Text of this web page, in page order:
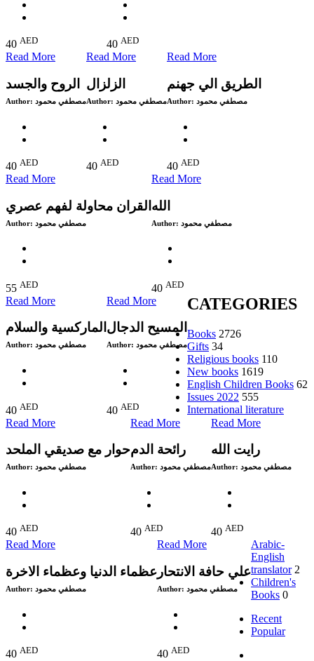
40 AED 40 AED
Read More
الروح والجسد
Author: مصطفي محمود
40 AED
Read More
الزلزال
Author: مصطفي محمود
40 AED
Read More
الطريق الي جهنم
Author: مصطفي محمود
40 AED
Read More
القران محاولة لفهم عصري
Author: مصطفي محمود
55 AED
Read More
الله
Author: مصطفي محمود
40 AED
Read More
الماركسية والسلام
Author: مصطفي محمود
40 AED
Read More
المسيح الدجال
Author: مصطفي محمود
40 AED
Read More
حوار مع صديقي الملحد
Author: مصطفي محمود
40 AED
Read More
رائحة الدم
Author: مصطفي محمود
40 AED
Read More
رايت الله
Author: مصطفي محمود
40 AED
Read More
عظماء الدنيا وعظماء الاخرة
Author: مصطفي محمود
40 AED
Read More
علي حافة الانتحار
Author: مصطفي محمود
40 AED
CATEGORIES
Books 2726
Gifts 34
Religious books 110
New books 1619
English Children Books 62
Issues 2022 555
International literature
Arabic-
English
translator 2
Children's
Books 0
Recent
Popular